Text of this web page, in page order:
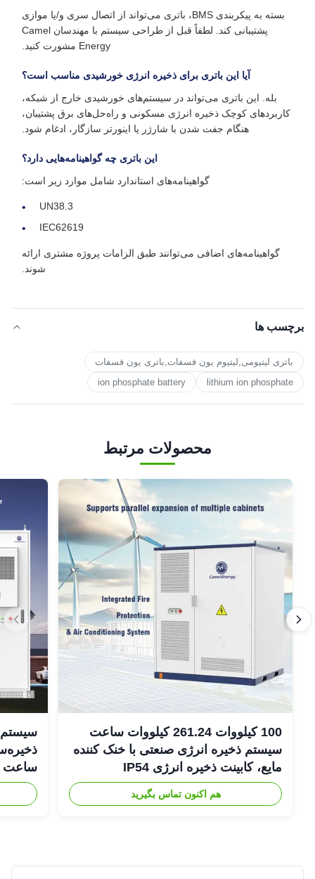
بسته به پیکربندی BMS، باتری می‌تواند از اتصال سری و/یا موازی
پشتیبانی کند. لطفاً قبل از طراحی سیستم با مهندسان Camel
Energy مشورت کنید.
آیا این باتری برای ذخیره انرژی خورشیدی مناسب است؟
بله. این باتری می‌تواند در سیستم‌های خورشیدی خارج از شبکه،
کاربردهای کوچک ذخیره انرژی مسکونی و راه‌حل‌های برق پشتیبان،
هنگام جفت شدن با شارژر یا اینورتر سازگار، ادغام شود.
این باتری چه گواهینامه‌هایی دارد؟
گواهینامه‌های استاندارد شامل موارد زیر است:
UN38.3
IEC62619
گواهینامه‌های اضافی می‌توانند طبق الزامات پروژه مشتری ارائه
شوند.
برچسب ها
باتری لیتیومی,لیتیوم یون فسفات,باتری یون فسفات
lithium ion phosphate
ion phosphate battery
محصولات مرتبط
100 کیلووات 261.24 کیلووات ساعت
سیستم ذخیره انرژی صنعتی با خنک کننده
مایع، کابینت ذخیره انرژی IP54
هم اکنون تماس بگیرید
DC